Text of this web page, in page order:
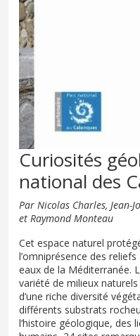
Curiosités
national des
Par Nicolas Charles, Jean-
et Raymond Monteau
Cet espace naturel
l’omniprésence des
eaux de la Méditerranée.
variété de milieux
d’une riche diversité
différents substrats
l’histoire géologique, des